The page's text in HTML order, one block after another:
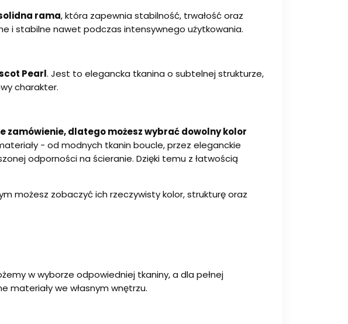
rama, która zapewnia stabilność, trwałość oraz
i stabilne nawet podczas intensywnego użytkowania.
Pearl. Jest to elegancka tkanina o subtelnej strukturze,
charakter.
zamówienie, dlatego możesz wybrać dowolny kolor
- od modnych tkanin boucle, przez eleganckie
odporności na ścieranie. Dzięki temu z łatwością
możesz zobaczyć ich rzeczywisty kolor, strukturę oraz
w wyborze odpowiedniej tkaniny, a dla pełnej
materiały we własnym wnętrzu.